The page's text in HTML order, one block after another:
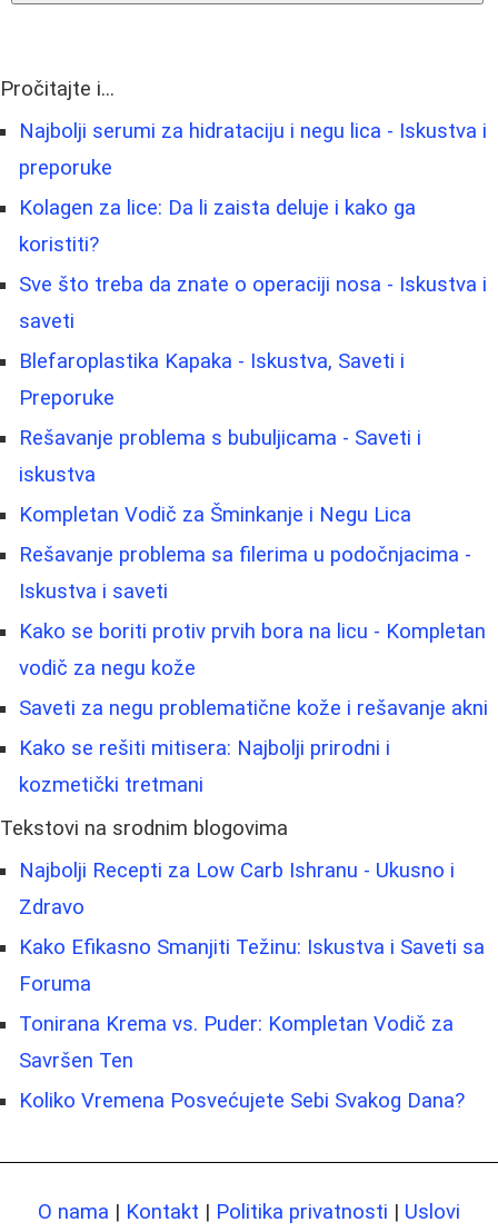
Pročitajte i...
Najbolji serumi za hidrataciju i negu lica - Iskustva i
preporuke
Kolagen za lice: Da li zaista deluje i kako ga
koristiti?
Sve što treba da znate o operaciji nosa - Iskustva i
saveti
Blefaroplastika Kapaka - Iskustva, Saveti i
Preporuke
Rešavanje problema s bubuljicama - Saveti i
iskustva
Kompletan Vodič za Šminkanje i Negu Lica
Rešavanje problema sa filerima u podočnjacima -
Iskustva i saveti
Kako se boriti protiv prvih bora na licu - Kompletan
vodič za negu kože
Saveti za negu problematične kože i rešavanje akni
Kako se rešiti mitisera: Najbolji prirodni i
kozmetički tretmani
Tekstovi na srodnim blogovima
Najbolji Recepti za Low Carb Ishranu - Ukusno i
Zdravo
Kako Efikasno Smanjiti Težinu: Iskustva i Saveti sa
Foruma
Tonirana Krema vs. Puder: Kompletan Vodič za
Savršen Ten
Koliko Vremena Posvećujete Sebi Svakog Dana?
O nama | Kontakt | Politika privatnosti | Uslovi